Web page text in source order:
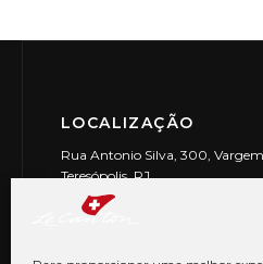
LOCALIZAÇÃO
Rua Antonio Silva, 300,
Teresópolis, RJ
CEP: 25990-150